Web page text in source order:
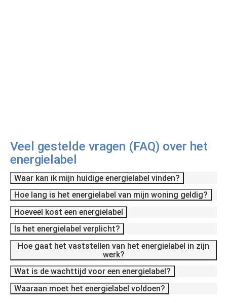
Veel gestelde vragen (FAQ) over het
energielabel
Waar kan ik mijn huidige energielabel vinden?
Hoe lang is het energielabel van mijn woning geldig?
Hoeveel kost een energielabel
Is het energielabel verplicht?
Hoe gaat het vaststellen van het energielabel in zijn
werk?
Wat is de wachttijd voor een energielabel?
Waaraan moet het energielabel voldoen?